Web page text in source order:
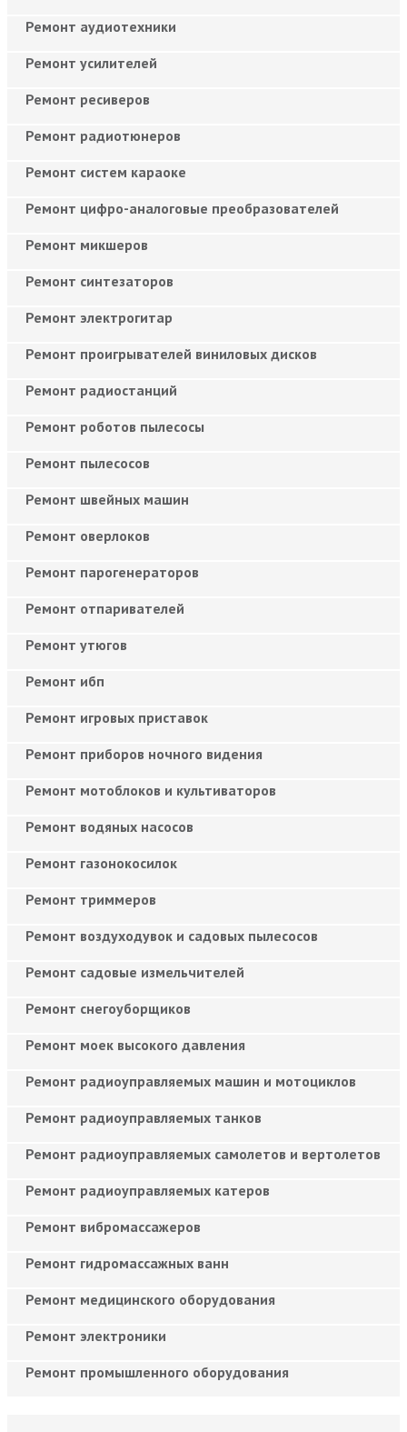
Ремонт аудиотехники
Ремонт усилителей
Ремонт ресиверов
Ремонт радиотюнеров
Ремонт систем караоке
Ремонт цифро-аналоговые преобразователей
Ремонт микшеров
Ремонт синтезаторов
Ремонт электрогитар
Ремонт проигрывателей виниловых дисков
Ремонт радиостанций
Ремонт роботов пылесосы
Ремонт пылесосов
Ремонт швейных машин
Ремонт оверлоков
Ремонт парогенераторов
Ремонт отпаривателей
Ремонт утюгов
Ремонт ибп
Ремонт игровых приставок
Ремонт приборов ночного видения
Ремонт мотоблоков и культиваторов
Ремонт водяных насосов
Ремонт газонокосилок
Ремонт триммеров
Ремонт воздуходувок и садовых пылесосов
Ремонт садовые измельчителей
Ремонт снегоуборщиков
Ремонт моек высокого давления
Ремонт радиоуправляемых машин и мотоциклов
Ремонт радиоуправляемых танков
Ремонт радиоуправляемых самолетов и вертолетов
Ремонт радиоуправляемых катеров
Ремонт вибромассажеров
Ремонт гидромассажных ванн
Ремонт медицинского оборудования
Ремонт электроники
Ремонт промышленного оборудования